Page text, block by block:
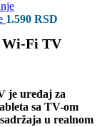
1.590 RSD
Wi-Fi TV
je uređaj za
sa TV-om
u realnom